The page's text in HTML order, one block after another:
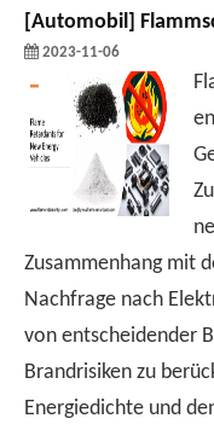
Automobil
2023-11-06
Zusammenhang mit
Nachfrage nach
von entscheidender
Brandrisiken zu
Energiedichte und